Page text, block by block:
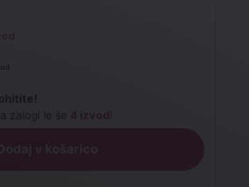
zalogi le še 4 izvod!
v košarico